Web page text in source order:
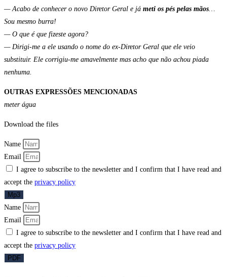
— Acabo de conhecer o novo Diretor Geral e já meti os pés pelas mãos…
Sou mesmo burra!
— O que é que fizeste agora?
— Dirigi-me a ele usando o nome do ex-Diretor Geral que ele veio
substituir. Ele corrigiu-me amavelmente mas acho que não achou piada
nenhuma.
OUTRAS EXPRESSÕES MENCIONADAS
meter água
Download the files
Name
Email
I agree to subscribe to the newsletter and I confirm that I have read and
accept the privacy policy
Mp3
Name
Email
I agree to subscribe to the newsletter and I confirm that I have read and
accept the privacy policy
PDF